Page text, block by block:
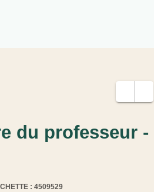
du professeur -
: 4509529